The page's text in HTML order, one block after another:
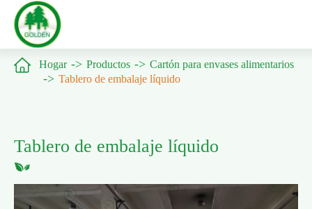
 Hogar Productos
Cartón para envases alimentarios
Tablero de embalaje líquido
Tablero de embalaje líquido